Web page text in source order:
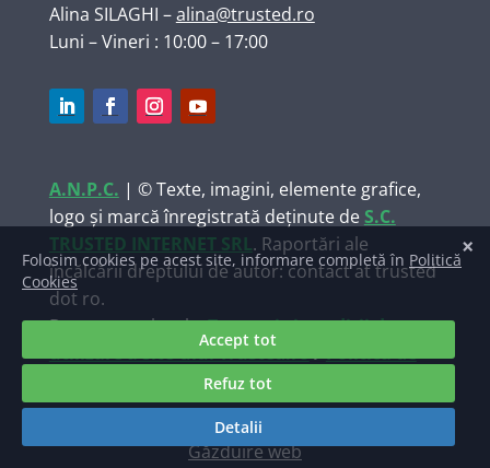
Alina SILAGHI –alina@trusted.ro
Luni – Vineri : 10:00 – 17:00
A.N.P.C. | © Texte, imagini, elemente grafice,
logo și marcă înregistrată deținute deS.C.
TRUSTED INTERNET SRL. Raportări ale
încălcării dreptului de autor: contact at trusted
dot ro.
Documente legale:Termeni și condiții de
utilizare a site-ului Trusted.ro/Politica de
prelucrare a datelor personale TRUSTED.ro
Găzduire web